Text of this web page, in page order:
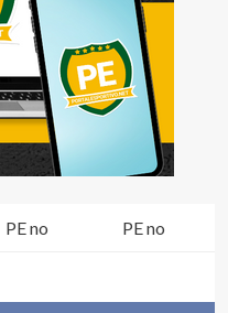
PE no PE no